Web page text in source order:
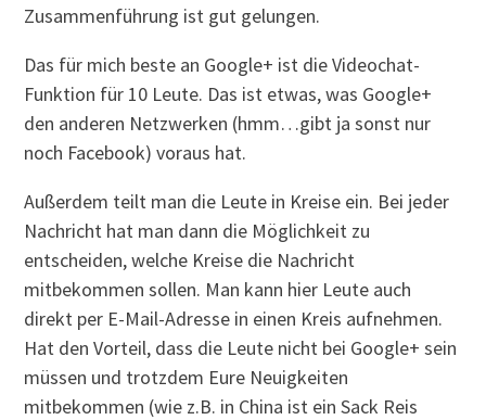
Zusammenführung ist gut gelungen.
Das für mich beste an Google+ ist die Videochat-
Funktion für 10 Leute. Das ist etwas, was Google+
den anderen Netzwerken (hmm…gibt ja sonst nur
noch Facebook) voraus hat.
Außerdem teilt man die Leute in Kreise ein. Bei jeder
Nachricht hat man dann die Möglichkeit zu
entscheiden, welche Kreise die Nachricht
mitbekommen sollen. Man kann hier Leute auch
direkt per E-Mail-Adresse in einen Kreis aufnehmen.
Hat den Vorteil, dass die Leute nicht bei Google+ sein
müssen und trotzdem Eure Neuigkeiten
mitbekommen (wie z.B. in China ist ein Sack Reis